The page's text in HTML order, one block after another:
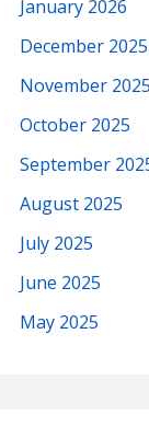
January 2026
December 2025
November 2025
October 2025
September
August 2025
July 2025
June 2025
May 2025